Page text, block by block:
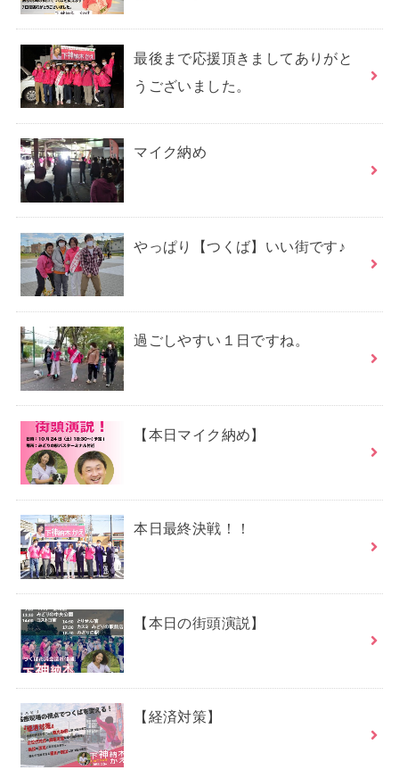
最後まで応援頂きましてありがと
うございました。
マイク納め
やっぱり【つくば】いい街です♪
過ごしやすい１日ですね。
【本日マイク納め】
本日最終決戦！！
【本日の街頭演説】
【経済対策】